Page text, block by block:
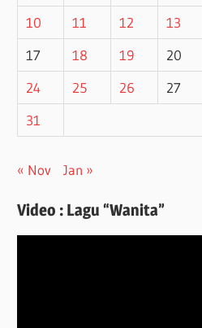
10
11 12 13
17
18 19 20
24
25 26 27
31
« Nov Jan »
Video : Lagu “Wanita”